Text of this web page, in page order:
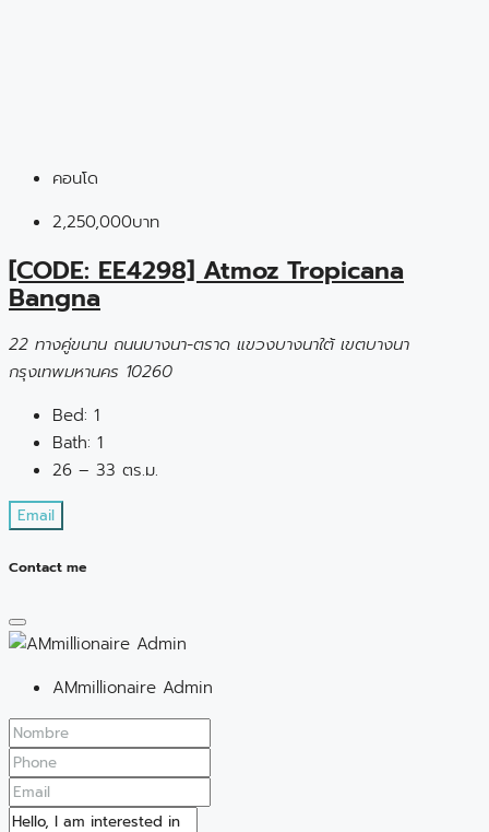
คอนโด
2,250,000บาท
[CODE: EE4298] Atmoz Tropicana
Bangna
22 ทางคู่ขนาน ถนนบางนา-ตราด แขวงบางนาใต้ เขตบางนา
กรุงเทพมหานคร 10260
Bed: 1
Bath: 1
26 – 33 ตร.ม.
Email
Contact me
AMmillionaire Admin